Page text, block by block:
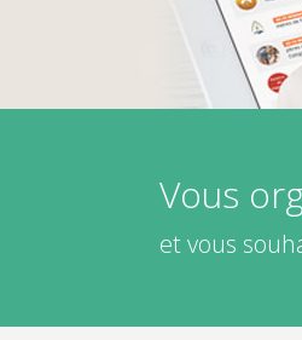
Vous
et vous